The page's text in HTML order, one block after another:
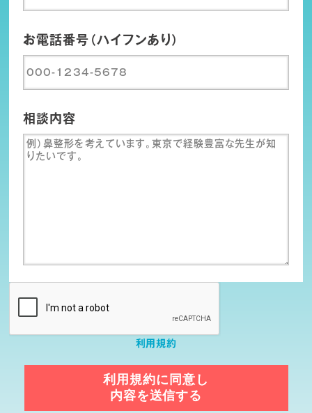
お電話番号（ハイフンあり）
相談内容
利用規約
利用規約に同意し
内容を送信する